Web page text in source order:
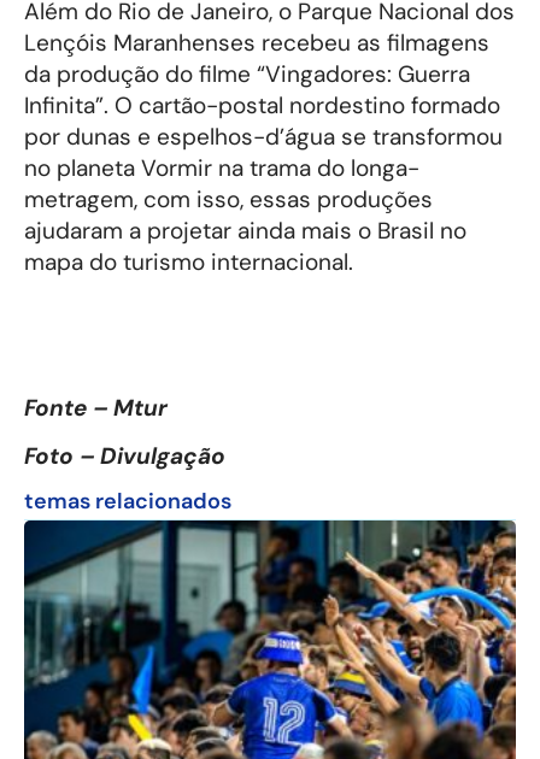
Além do Rio de Janeiro, o Parque Nacional dos
Lençóis Maranhenses recebeu as filmagens
da produção do filme “Vingadores: Guerra
Infinita”. O cartão-postal nordestino formado
por dunas e espelhos-d’água se transformou
no planeta Vormir na trama do longa-
metragem, com isso, essas produções
ajudaram a projetar ainda mais o Brasil no
mapa do turismo internacional.
Fonte – Mtur
Foto – Divulgação
temas relacionados